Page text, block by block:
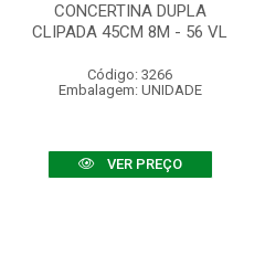
CONCERTINA DUPLA
CLIPADA 45CM 8M - 56 VL
Código: 3266
Embalagem: UNIDADE
VER PREÇO